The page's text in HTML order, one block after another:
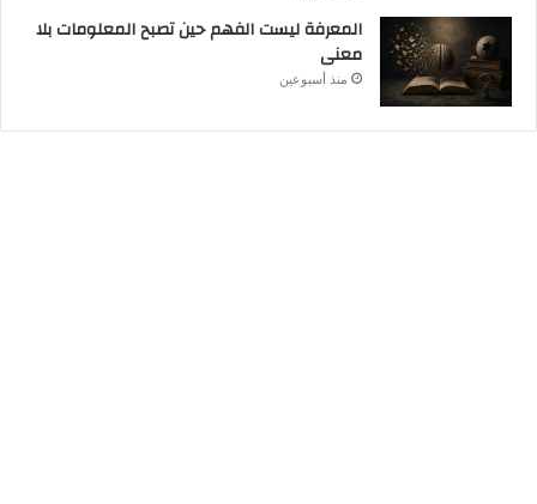
المعرفة ليست الفهم حين تصبح المعلومات بلا
معنى
منذ أسبوعين